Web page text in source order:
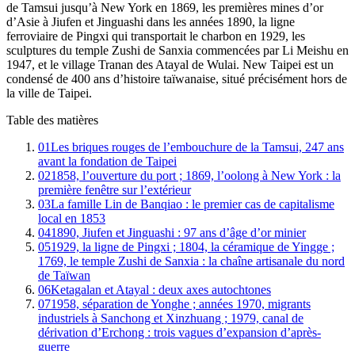
de Tamsui jusqu’à New York en 1869, les premières mines d’or
d’Asie à Jiufen et Jinguashi dans les années 1890, la ligne
ferroviaire de Pingxi qui transportait le charbon en 1929, les
sculptures du temple Zushi de Sanxia commencées par Li Meishu en
1947, et le village Tranan des Atayal de Wulai. New Taipei est un
condensé de 400 ans d’histoire taïwanaise, situé précisément hors de
la ville de Taipei.
Table des matières
01Les briques rouges de l’embouchure de la Tamsui, 247 ans
avant la fondation de Taipei
021858, l’ouverture du port ; 1869, l’oolong à New York : la
première fenêtre sur l’extérieur
03La famille Lin de Banqiao : le premier cas de capitalisme
local en 1853
041890, Jiufen et Jinguashi : 97 ans d’âge d’or minier
051929, la ligne de Pingxi ; 1804, la céramique de Yingge ;
1769, le temple Zushi de Sanxia : la chaîne artisanale du nord
de Taïwan
06Ketagalan et Atayal : deux axes autochtones
071958, séparation de Yonghe ; années 1970, migrants
industriels à Sanchong et Xinzhuang ; 1979, canal de
dérivation d’Erchong : trois vagues d’expansion d’après-
guerre